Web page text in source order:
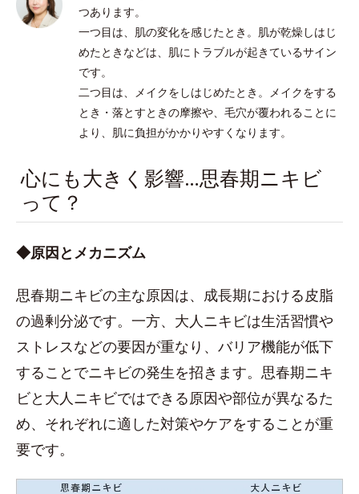
つあります。
一つ目は、肌の変化を感じたとき。肌が乾燥しはじ
めたときなどは、肌にトラブルが起きているサイン
です。
二つ目は、メイクをしはじめたとき。メイクをする
とき・落とすときの摩擦や、毛穴が覆われることに
より、肌に負担がかかりやすくなります。
心にも大きく影響…思春期ニキビ
って？
◆原因とメカニズム
思春期ニキビの主な原因は、成長期における皮脂
の過剰分泌です。一方、大人ニキビは生活習慣や
ストレスなどの要因が重なり、バリア機能が低下
することでニキビの発生を招きます。思春期ニキ
ビと大人ニキビではできる原因や部位が異なるた
め、それぞれに適した対策やケアをすることが重
要です。